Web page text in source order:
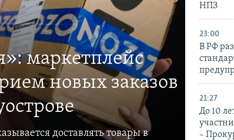
маркетплейс
новых заказов
доставлять товары в
НПЗ
23:00
В РФ
21:27
До 10
–